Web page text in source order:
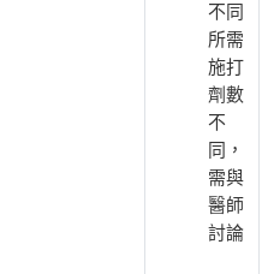
不同
所需
施打
劑數
不
同，
需與
醫師
討論